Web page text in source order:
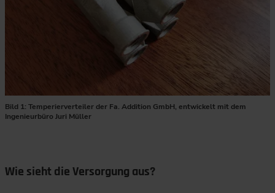
Bild 1: Temperierverteiler der Fa. Addition GmbH, entwickelt mit dem
Ingenieurbüro Juri Müller
Wie sieht die Versorgung aus?